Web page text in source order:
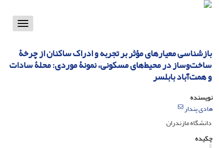
Toggle
بازشناسی معیارهای مؤثر بر تجربه و ادراک ساکنان از چرخۀ
ساخت‌وساز در محیط‌های مسکونی، نمونۀ موردی: محلۀ سادات
و همت‌آباد بابلسر
نویسنده
هادی پندار
دانشگاه مازندران
چکیده